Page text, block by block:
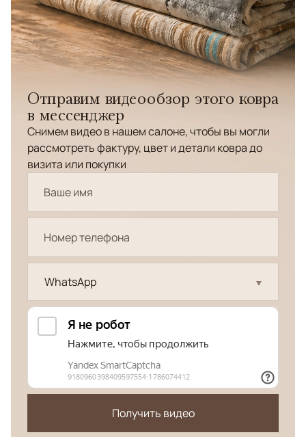
Отправим видеообзор этого ковра
в мессенджер
Снимем видео в нашем салоне, чтобы вы могли
рассмотреть фактуру, цвет и детали ковра до
визита или покупки
WhatsApp
Получить видео